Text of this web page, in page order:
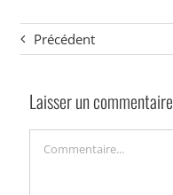
Précédent
Laisser un commentaire
Commentaire